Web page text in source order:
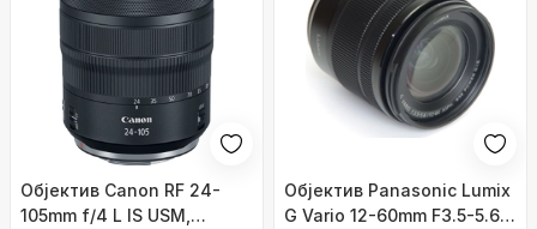
Објектив Canon RF 24-
105mm f/4 L IS USM,
Објектив Panasonic Lumix
G Vario 12-60mm F3.5-5.6,